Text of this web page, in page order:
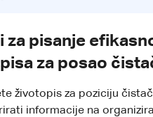
za pisanje
za posao
životopis za poziciju
informacije na